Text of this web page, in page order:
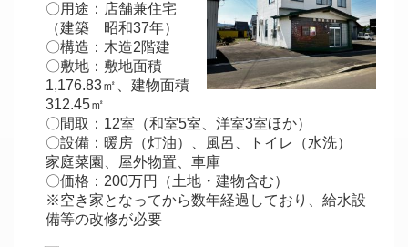
〇用途：店舗兼住宅
（建築 昭和37年）
〇構造：木造2階建
〇敷地：敷地面積
1,176.83㎡、建物面積
312.45㎡
〇間取：12室（和室5室、洋室3室ほか）
〇設備：暖房（灯油）、風呂、トイレ（水洗）
家庭菜園、屋外物置、車庫
〇価格：200万円（土地・建物含む）
※空き家となってから数年経過しており、給水設
備等の改修が必要